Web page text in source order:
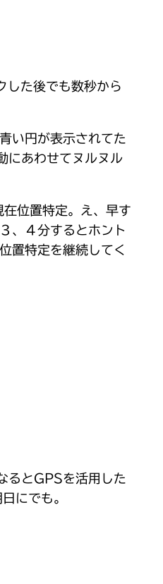
た後でも数秒から
い円が表示されてた
にあわせてヌルヌル
位置特定。え、早す
、４分するとホント
置特定を継続してく
るとGPSを活用した
にでも。